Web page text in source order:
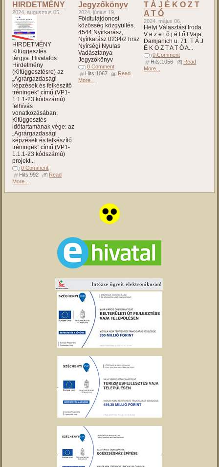
HIRDETMÉNY
2024. augusztus 05.
HIRDETMÉNY
Kifüggesztés
tárgya: Hivatalos
Hirdetmény
(Kifüggesztésre) az
„Agrárgazdasági
képzések és felkészítő
tréningek” című (VP1-
1.1.1-23 kódszámú)
felhívás
vonatkozásában.
Kifüggesztés
időtartamának vége: az
„Agrárgazdasági
képzések és felkészítő
tréningek” című (VP1-
1.1.1-23 kódszámú)
projekt...
0 Comment
Hits:992
Read
More...
Jegyzőkönyv
2024. június 19.
Földtulajdonosi
közösség közgyüllés.
4544 Nyírkarász,
Nyírkarász 0234/2 hrsz
Nyírségi Nyulas
Vadásztanya
Jegyzőkönyv
0 Comment
Hits:1067
Read
More...
T Á J É K O Z T
A T Ó
2024. május 06.
Helyi Választási Iroda
V e z e t ő j é t ő l Vaja,
Damjanich u. 71. T Á J
É K O Z T A T Ó A...
0 Comment
Hits:1056
Read
More...